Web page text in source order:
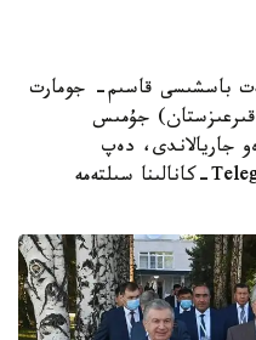
باسشىسى قاسىم- جومارت
جۇمىس
جاريالاندى، دەپ
حابارلايدى قازاقپارات بورت 1 Telegram-كانالىنا سىلتەمە